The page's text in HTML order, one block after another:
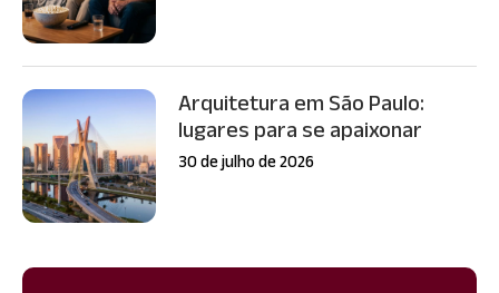
Arquitetura em São Paulo:
lugares para se apaixonar
30 de julho de 2026